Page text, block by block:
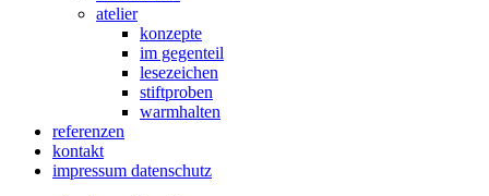
atelier
konzepte
im gegenteil
lesezeichen
stiftproben
warmhalten
referenzen
kontakt
impressum datenschutz